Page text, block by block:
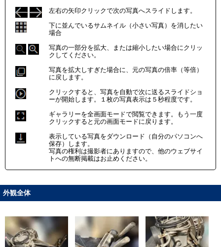
左右の矢印クリックで次の写真へスライドします。
下に並んでいるサムネイル（小さい写真）を消したい
場合
写真の一部分を拡大、または縮小したい場合にクリッ
クしてください。
写真を拡大しすぎた場合に、元の写真の倍率（等倍）
に戻します。
クリックすると、写真を自動で次に送るスライドショ
ーが開始します。１枚の写真表示は５秒程度です。
ギャラリーを全画面モードで閲覧できます。もう一度
クリックすると元の画面モードに戻ります。
表示している写真をダウンロード（自分のパソコンへ
保存）します。
写真の権利は撮影者にありますので、他のウェブサイ
トへの無断掲載はお止めください。
外観全体